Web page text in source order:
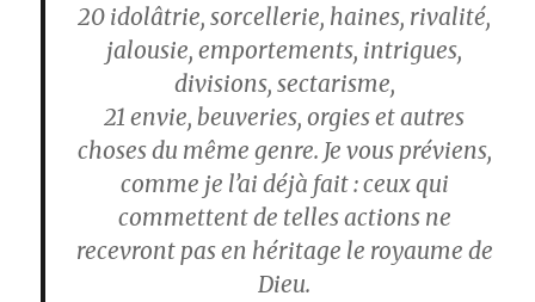
20 idolâtrie, sorcellerie, haines, rivalité,
jalousie, emportements, intrigues,
divisions, sectarisme,
21 envie, beuveries, orgies et autres
choses du même genre. Je vous préviens,
comme je l’ai déjà fait : ceux qui
commettent de telles actions ne
recevront pas en héritage le royaume de
Dieu.